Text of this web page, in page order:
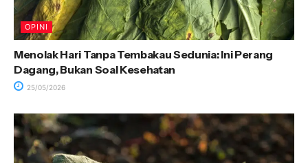
OPINI
Menolak Hari Tanpa Tembakau Sedunia: Ini Perang
Dagang, Bukan Soal Kesehatan
25/05/2026